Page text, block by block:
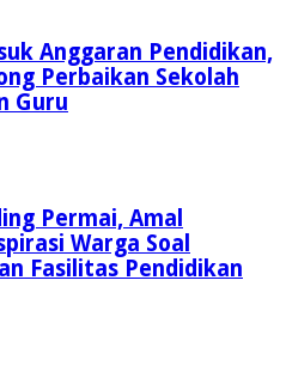
Anggaran Pendidikan,
Perbaikan Sekolah
Guru
Permai, Amal
Warga Soal
Fasilitas Pendidikan